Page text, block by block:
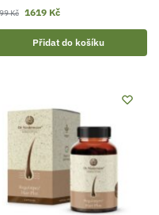
Kč 1619 Kč
Přidat do košíku